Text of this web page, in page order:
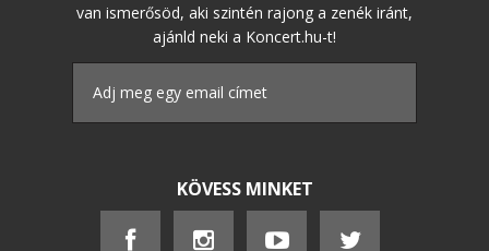
van ismerősöd, aki szintén rajong a zenék iránt,
ajánld neki a Koncert.hu-t!
KÖVESS MINKET